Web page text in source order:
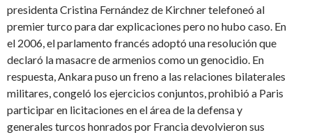
presidenta Cristina Fernández de Kirchner telefoneó al
premier turco para dar explicaciones pero no hubo caso. En
el 2006, el parlamento francés adoptó una resolución que
declaró la masacre de armenios como un genocidio. En
respuesta, Ankara puso un freno a las relaciones bilaterales
militares, congeló los ejercicios conjuntos, prohibió a Paris
participar en licitaciones en el área de la defensa y
generales turcos honrados por Francia devolvieron sus